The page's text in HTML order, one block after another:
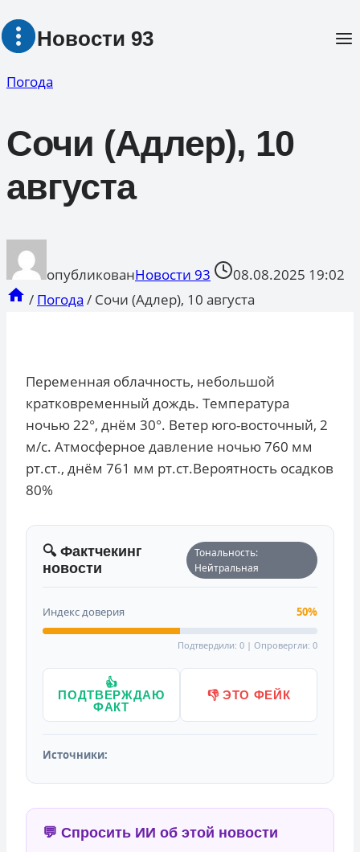
Перейти
Новости 93
Погода
Сочи (Адлер), 10
августа
опубликованНовости 93
08.08.2025 19:02
/ Погода / Сочи (Адлер), 10 августа
Переменная облачность, небольшой
кратковременный дождь. Температура
ночью 22°, днём 30°. Ветер юго-восточный, 2
м/с. Атмосферное давление ночью 760 мм
рт.ст., днём 761 мм рт.ст.Вероятность осадков
80%
🔍 Фактчекинг
новости
Тональность:
Нейтральная
Индекс доверия 50%
Подтвердили: 0 | Опровергли: 0
👍
ПОДТВЕРЖДАЮ
ФАКТ
👎 ЭТО ФЕЙК
Источники:
💬 Спросить ИИ об этой новости